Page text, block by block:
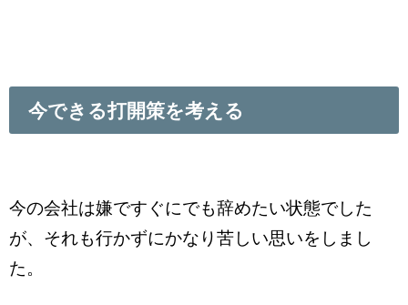
今できる打開策を考える
今の会社は嫌ですぐにでも辞めたい状態でした
が、それも行かずにかなり苦しい思いをしまし
た。